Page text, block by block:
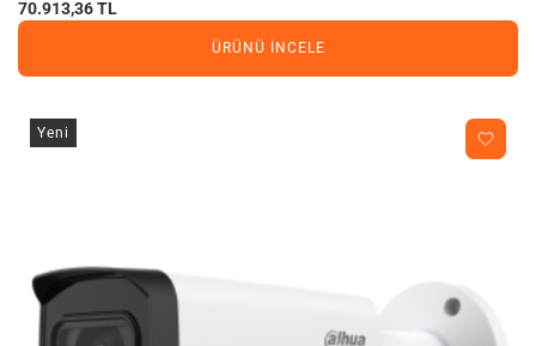
70.913,36 TL
ÜRÜNÜ İNCELE
Yeni